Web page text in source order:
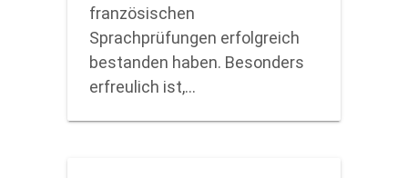
französischen
Sprachprüfungen erfolgreich
bestanden haben. Besonders
erfreulich ist,…